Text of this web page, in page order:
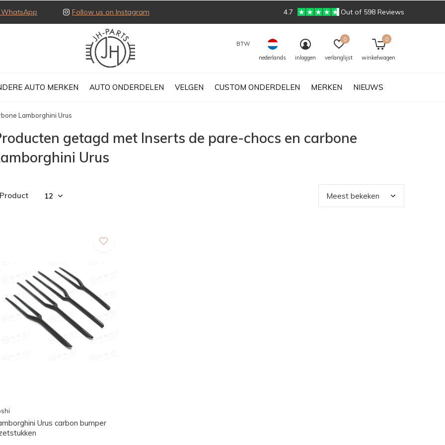
AUTO MERKEN AUTO ONDERDELEN VELGEN CUSTOM ONDERDELEN MERKEN NIEUWS
BTW
nederlands
inloggen verlanglijst
0
winkelwagen
0
Follow us on Instagram 4.7 Out of 598 Reviews
Lamborghini Urus
getagd met Inserts de pare-chocs en carbone
Urus
Urus carbon bumper